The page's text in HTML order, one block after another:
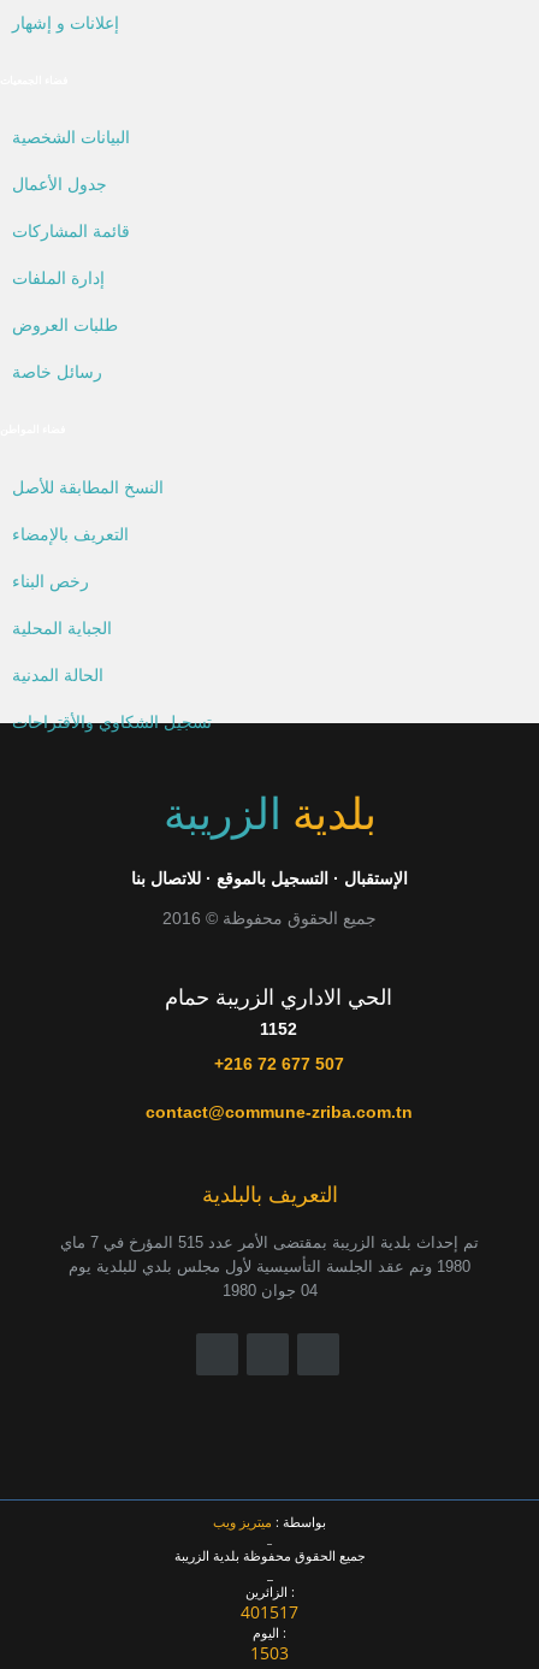
إعلانات و إشهار
البيانات الشخصية
جدول الأعمال
قائمة المشاركات
إدارة الملفات
طلبات العروض
رسائل خاصة
النسخ المطابقة للأصل
التعريف بالإمضاء
رخص البناء
الجباية المحلية
الحالة المدنية
تسجيل الشكاوي والأقتراحات
بلدية الزريبة
للاتصال بنا · التسجيل بالموقع · الإستقبال
جميع الحقوق محفوظة © 2016
الحي الاداري الزريبة حمام
1152
+216 72 677 507
contact@commune-zriba.com.tn
التعريف بالبلدية
تم إحداث بلدية الزريبة بمقتضى الأمر عدد 515 المؤرخ في 7 ماي
1980 وتم عقد الجلسة التأسيسية لأول مجلس بلدي للبلدية يوم
04 جوان 1980
بواسطة : ميتريز ويب
جميع الحقوق محفوظة بلدية الزريبة
الزائرين :
401517
اليوم :
1503